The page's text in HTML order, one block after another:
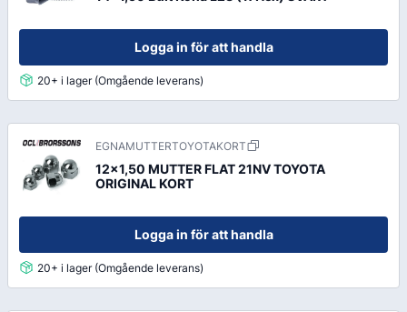
Logga in för att handla
20+ i lager (Omgående leverans)
EGNAMUTTERTOYOTAKORT
12x1,50 MUTTER FLAT 21NV TOYOTA
ORIGINAL KORT
Logga in för att handla
20+ i lager (Omgående leverans)